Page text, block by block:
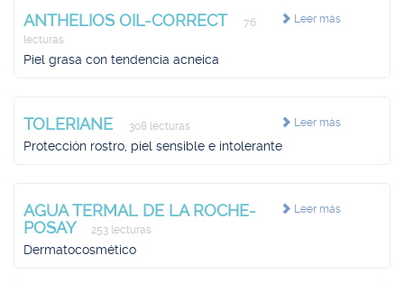
Leer más
ANTHELIOS OIL-CORRECT
76
lecturas
Piel grasa con tendencia acneica
Leer más
TOLERIANE 308 lecturas
Protección rostro, piel sensible e intolerante
Leer más
AGUA TERMAL DE LA ROCHE-
POSAY
253 lecturas
Dermatocosmético